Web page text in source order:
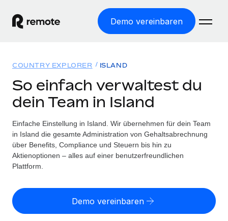
Demo vereinbaren
WELTWEITE BESCHÄFTIGUNG
Globale Payroll
Einfache, rechtssicher Payroll
Employer of Record
Weltweites Wachstum ohne Kosten für Niederlassungen
Contractor of Record
Rechtssichere, weltweite Arbeit mit Freelancer:innen
Lösungen
WELTWEITE ABDECKUNG
Country Explorer
Länderspezifische Unterstützung bei der Einstellung
Einfache Einstellung in allen US-Bundesstaaten
Ressourcen
TOOLS UND RECHNER
Scheinselbstständigkeitsrisiko berechnen
Personalkostenrechner
Preise
COUNTRY EXPLORER ISLAND
So einfach verwaltest du
dein Team in Island
Einfache Einstellung in Island. Wir übernehmen für dein Team
in Island die gesamte Administration von Gehaltsabrechnung
über Benefits, Compliance und Steuern bis hin zu
Aktienoptionen – alles auf einer benutzerfreundlichen
Plattform.
Demo vereinbaren